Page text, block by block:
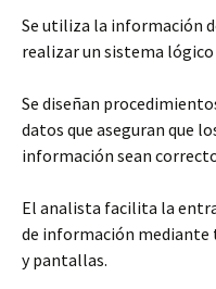
Se utiliza la información
realizar un sistema
Se diseñan
datos que aseguran que
información sean
El analista facilita la
de información mediante
y pantallas.